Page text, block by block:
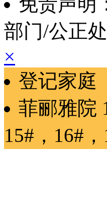
部门/公正
×
登记家庭
菲郦雅院
15#，16#